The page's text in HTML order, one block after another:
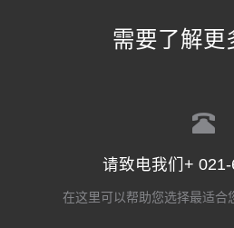
需要了解更
请致电我们+
在这里可以帮助您选择最适合